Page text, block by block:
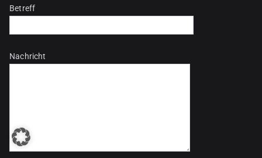
Betreff
Nachricht